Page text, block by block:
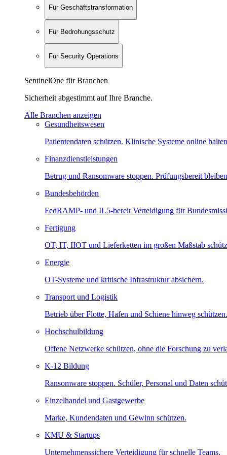
Für Geschäftstransformation
Für Bedrohungsschutz
Für Security Operations
SentinelOne für Branchen
Sicherheit abgestimmt auf Ihre Branche.
Alle Branchen anzeigen
Gesundheitswesen
Patientendaten schützen. Klinische Systeme online
Finanzdienstleistungen
Betrug und Ransomware stoppen. Prüfungsbereit
Bundesbehörden
FedRAMP- und IL5-bereit Verteidigung für
Fertigung
OT, IT, IIOT und Lieferketten im großen Maßstab
Energie
OT-Systeme und kritische Infrastruktur absichern.
Transport und Logistik
Betrieb über Flotte, Hafen und Schiene hinweg schützen.
Hochschulbildung
Offene Netzwerke schützen, ohne die Forschung zu
K-12 Bildung
Ransomware stoppen. Schüler, Personal und Daten
Einzelhandel und Gastgewerbe
Marke, Kundendaten und Gewinn schützen.
KMU & Startups
Unternehmenssichere Verteidigung für schnelle Teams.